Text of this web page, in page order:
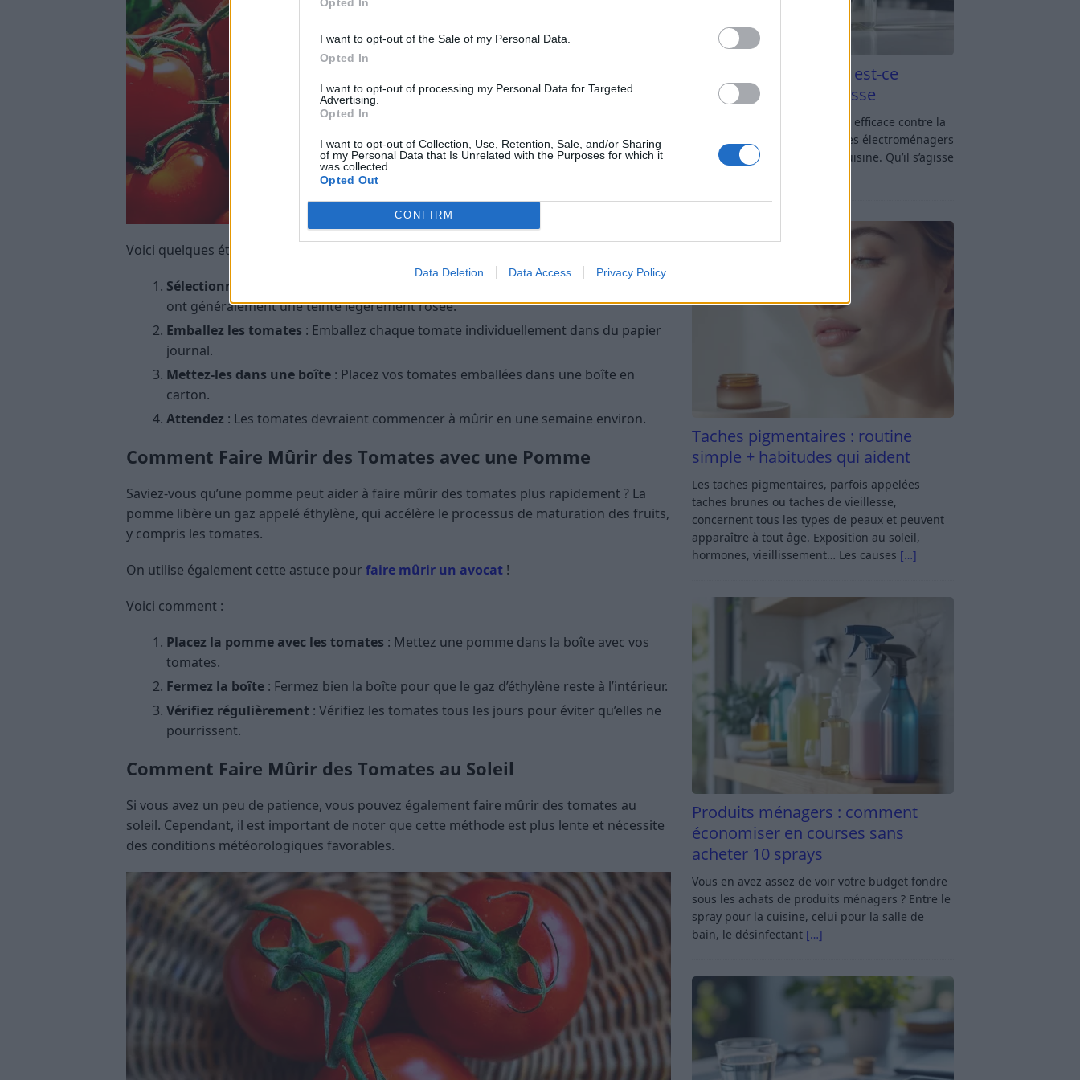
I want to opt-out of the Sale of my Personal Data.
Opted In
I want to opt-out of processing my Personal Data for Targeted
Advertising.
Opted In
I want to opt-out of Collection, Use, Retention, Sale, and/or Sharing
of my Personal Data that Is Unrelated with the Purposes for which it
was collected.
Opted Out
CONFIRM
Data Deletion Data Access Privacy Policy
Voici quelques étapes à suivre :
Sélectionnez vos tomates
ont généralement une teinte légèrement rosée.
Emballez les tomates : Emballez chaque tomate individuellement dans du papier
journal.
Mettez-les dans une boîte : Placez vos tomates emballées dans une boîte en
carton.
Attendez : Les tomates devraient commencer à mûrir en une semaine environ.
Comment Faire Mûrir des Tomates avec une Pomme
Saviez-vous qu’une pomme peut aider à faire mûrir des tomates plus rapidement ? La
pomme libère un gaz appelé éthylène, qui accélère le processus de maturation des fruits,
y compris les tomates.
On utilise également cette astuce pour faire mûrir un avocat !
Voici comment :
Placez la pomme avec les tomates : Mettez une pomme dans la boîte avec vos
tomates.
Fermez la boîte : Fermez bien la boîte pour que le gaz d’éthylène reste à l’intérieur.
Vérifiez régulièrement : Vérifiez les tomates tous les jours pour éviter qu’elles ne
pourrissent.
Comment Faire Mûrir des Tomates au Soleil
Si vous avez un peu de patience, vous pouvez également faire mûrir des tomates au
soleil. Cependant, il est important de noter que cette méthode est plus lente et nécessite
des conditions météorologiques favorables.
Vinaigre blanc et four est-ce
efficace contre la graisse
Vinaigre blanc et four : est-ce efficace contre la
graisse ? Le four fait partie des électroménagers
les plus sollicités dans une cuisine. Qu’il s’agisse
Taches pigmentaires : routine
simple + habitudes qui aident
Les taches pigmentaires, parfois appelées
taches brunes ou taches de vieillesse,
concernent tous les types de peaux et peuvent
apparaître à tout âge. Exposition au soleil,
hormones, vieillissement… Les causes […]
Produits ménagers : comment
économiser en courses sans
acheter 10 sprays
Vous en avez assez de voir votre budget fondre
sous les achats de produits ménagers ? Entre le
spray pour la cuisine, celui pour la salle de
bain, le désinfectant […]